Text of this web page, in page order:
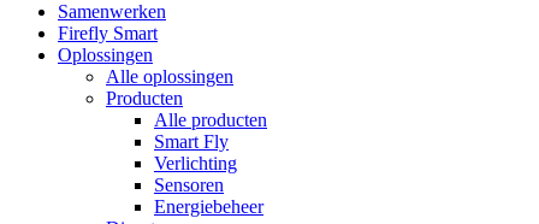
Samenwerken
Firefly Smart
Oplossingen
Alle oplossingen
Producten
Alle producten
Smart Fly
Verlichting
Sensoren
Energiebeheer